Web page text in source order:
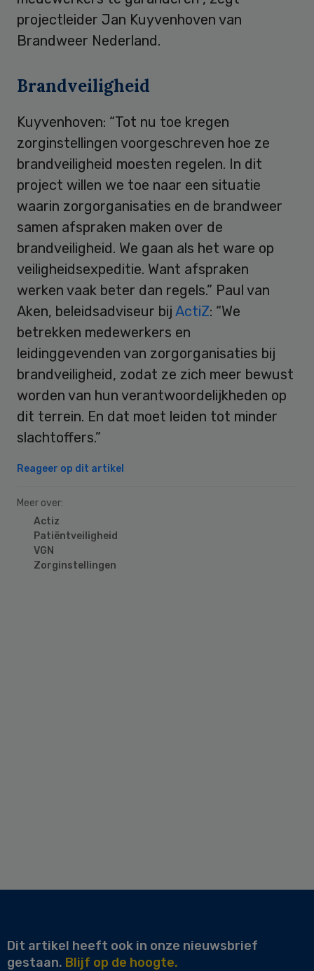
projectleider Jan Kuyvenhoven van
Brandweer Nederland.
Brandveiligheid
Kuyvenhoven: “Tot nu toe kregen
zorginstellingen voorgeschreven hoe ze
brandveiligheid moesten regelen. In dit
project willen we toe naar een situatie
waarin zorgorganisaties en de brandweer
samen afspraken maken over de
brandveiligheid. We gaan als het ware op
veiligheidsexpeditie. Want afspraken
werken vaak beter dan regels.” Paul van
Aken, beleidsadviseur bij ActiZ: “We
betrekken medewerkers en
leidinggevenden van zorgorganisaties bij
brandveiligheid, zodat ze zich meer bewust
worden van hun verantwoordelijkheden op
dit terrein. En dat moet leiden tot minder
slachtoffers.”
Reageer op dit artikel
Meer over:
Actiz
Patiëntveiligheid
VGN
Zorginstellingen
Dit artikel heeft ook in onze nieuwsbrief
gestaan. Blijf op de hoogte.